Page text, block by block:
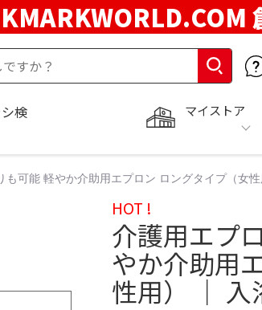
マイストア
検
可能 軽やか介助用エプロン ロングタイプ（女
HOT !
介護用エプ
やか介助用
性用） ｜